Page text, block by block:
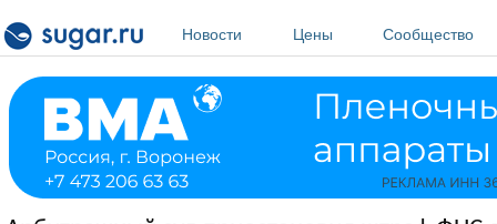
Новости
Цены Сообщество